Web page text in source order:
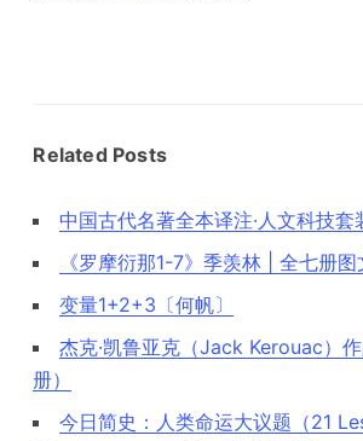
Related Posts
中国古代名著全本译注·人文科技套
《罗摩衍那1-7》季羡林 | 全七册
变量1+2+3〔何帆〕
杰克·凯鲁亚克（Jack Kerouac）
册）
今日简史：人类命运大议题（21